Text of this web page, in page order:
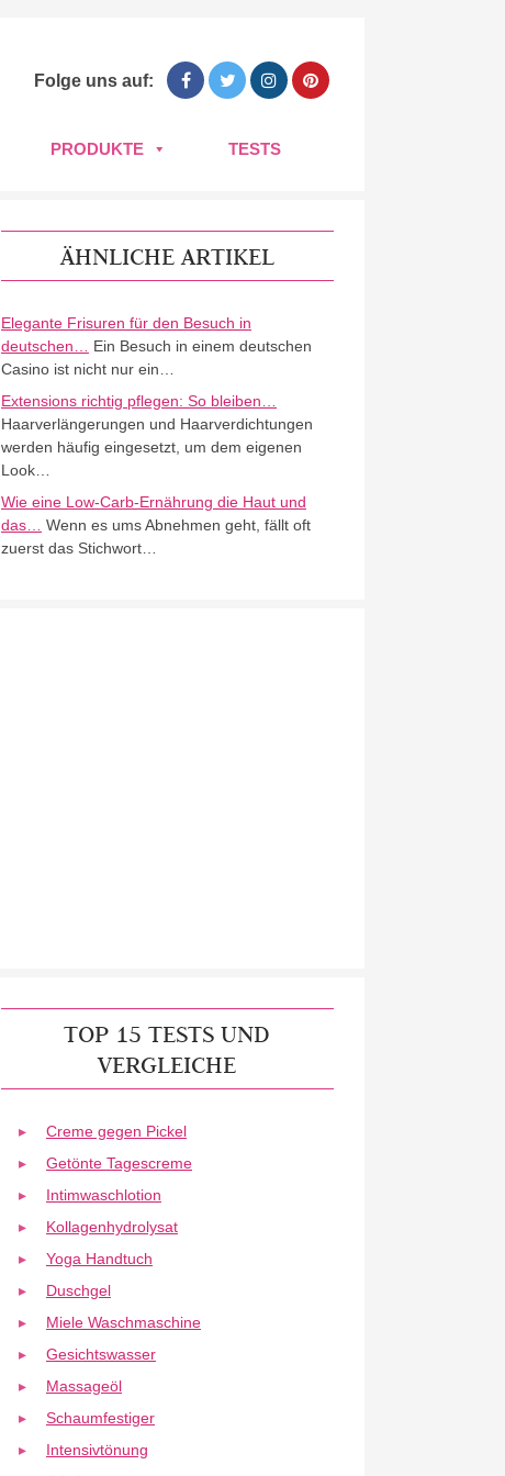
Folge uns auf:
PRODUKTE TESTS
ÄHNLICHE ARTIKEL
Elegante Frisuren für den Besuch in
deutschen…
Ein Besuch in einem deutschen
Casino ist nicht nur ein…
Extensions richtig pflegen: So bleiben…
Haarverlängerungen und Haarverdichtungen
werden häufig eingesetzt, um dem eigenen
Look…
Wie eine Low-Carb-Ernährung die Haut und
das…
Wenn es ums Abnehmen geht, fällt oft
zuerst das Stichwort…
TOP 15 TESTS UND
VERGLEICHE
Creme gegen Pickel
Getönte Tagescreme
Intimwaschlotion
Kollagenhydrolysat
Yoga Handtuch
Duschgel
Miele Waschmaschine
Gesichtswasser
Massageöl
Schaumfestiger
Intensivtönung